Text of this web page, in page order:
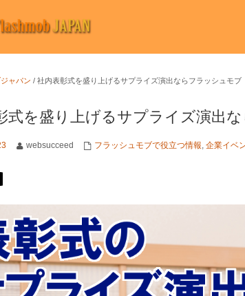
ャパン / 社内表彰式を盛り上げるサプライズ演出ならフラッシュモブ
式を盛り上げるサプライズ演出
websucceed フラッシュモブで役立つ情報, 企業イベ